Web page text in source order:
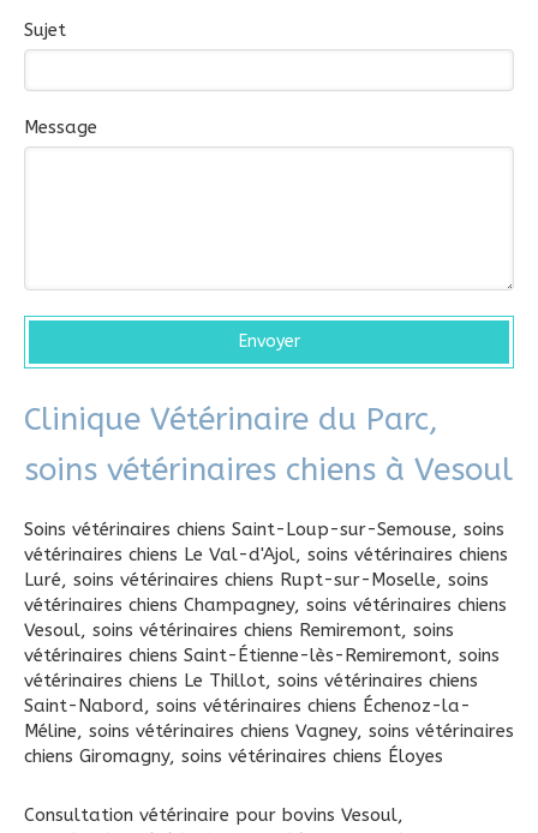
Sujet
Message
Envoyer
Clinique Vétérinaire du Parc,
soins vétérinaires chiens à Vesoul
Soins vétérinaires chiens Saint-Loup-sur-Semouse, soins
vétérinaires chiens Le Val-d'Ajol, soins vétérinaires chiens
Luré, soins vétérinaires chiens Rupt-sur-Moselle, soins
vétérinaires chiens Champagney, soins vétérinaires chiens
Vesoul, soins vétérinaires chiens Remiremont, soins
vétérinaires chiens Saint-Étienne-lès-Remiremont, soins
vétérinaires chiens Le Thillot, soins vétérinaires chiens
Saint-Nabord, soins vétérinaires chiens Échenoz-la-
Méline, soins vétérinaires chiens Vagney, soins vétérinaires
chiens Giromagny, soins vétérinaires chiens Éloyes
Consultation vétérinaire pour bovins Vesoul,